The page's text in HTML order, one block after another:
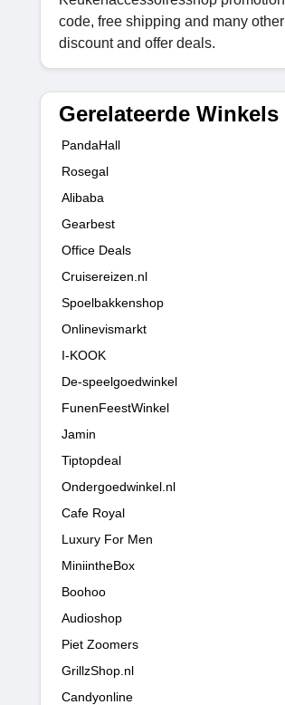
code, free shipping and many other
discount and offer deals.
Gerelateerde Winkels
PandaHall
Rosegal
Alibaba
Gearbest
Office Deals
Cruisereizen.nl
Spoelbakkenshop
Onlinevismarkt
I-KOOK
De-speelgoedwinkel
FunenFeestWinkel
Jamin
Tiptopdeal
Ondergoedwinkel.nl
Cafe Royal
Luxury For Men
MiniintheBox
Boohoo
Audioshop
Piet Zoomers
GrillzShop.nl
Candyonline